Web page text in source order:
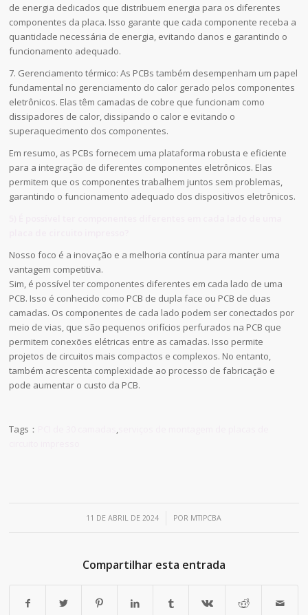
de energia dedicados que distribuem energia para os diferentes
componentes da placa. Isso garante que cada componente receba a
quantidade necessária de energia, evitando danos e garantindo o
funcionamento adequado.
7. Gerenciamento térmico: As PCBs também desempenham um papel
fundamental no gerenciamento do calor gerado pelos componentes
eletrônicos. Elas têm camadas de cobre que funcionam como
dissipadores de calor, dissipando o calor e evitando o
superaquecimento dos componentes.
Em resumo, as PCBs fornecem uma plataforma robusta e eficiente
para a integração de diferentes componentes eletrônicos. Elas
permitem que os componentes trabalhem juntos sem problemas,
garantindo o funcionamento adequado dos dispositivos eletrônicos.
Nosso foco é a inovação e a melhoria contínua para manter uma
vantagem competitiva.
Sim, é possível ter componentes diferentes em cada lado de uma
PCB. Isso é conhecido como PCB de dupla face ou PCB de duas
camadas. Os componentes de cada lado podem ser conectados por
meio de vias, que são pequenos orifícios perfurados na PCB que
permitem conexões elétricas entre as camadas. Isso permite
projetos de circuitos mais compactos e complexos. No entanto,
também acrescenta complexidade ao processo de fabricação e
pode aumentar o custo da PCB.
Tags： ,
11 DE ABRIL DE 2024
/ POR MTIPCBA
Compartilhar esta entrada